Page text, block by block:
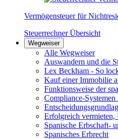
Vermögensteuer für
Steuerrechner Übersicht
Wegweiser
Alle Wegweiser
Auswandern und die
Lex Beckham - So
Kauf einer Immobilie
Funktionsweise der
Compliance-
Erfolgreich vermieten,
Spanische Erbschaft-
Spanisches Erbrecht